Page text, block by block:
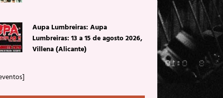
Aupa Lumbreiras: Aupa
Lumbreiras: 13 a 15 de agosto 2026,
Villena (Alicante)